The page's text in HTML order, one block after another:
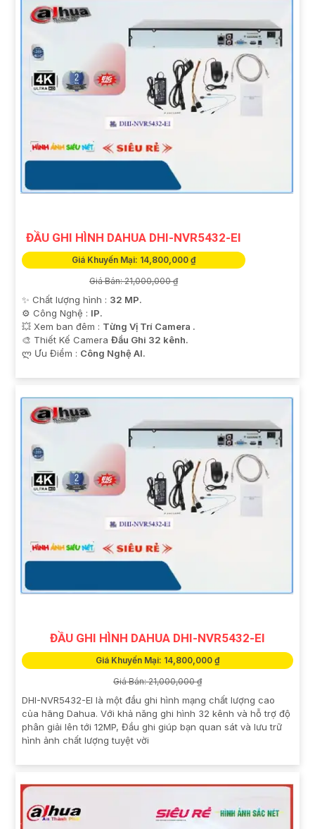
ĐẦU GHI HÌNH DAHUA DHI-NVR5432-EI
Giá Khuyến Mại: 14,800,000 ₫
Giá Bán: 21,000,000 ₫
✨ Chất lượng hình : 32 MP.
⚙ Công Nghệ : IP.
💥 Xem ban đêm : Từng Vị Trí Camera .
🎨 Thiết Kế Camera Đầu Ghi 32 kênh.
️ლ Ưu Điểm : Công Nghệ AI.
ĐẦU GHI HÌNH DAHUA DHI-NVR5432-EI
Giá Khuyến Mại: 14,800,000 ₫
Giá Bán: 21,000,000 ₫
DHI-NVR5432-EI là một đầu ghi hình mạng chất lượng cao
của hãng Dahua. Với khả năng ghi hình 32 kênh và hỗ trợ độ
phân giải lên tới 12MP, Đầu ghi giúp bạn quan sát và lưu trữ
hình ảnh chất lượng tuyệt vời